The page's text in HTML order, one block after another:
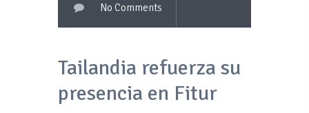
No Comments
Tailandia refuerza su
presencia en Fitur